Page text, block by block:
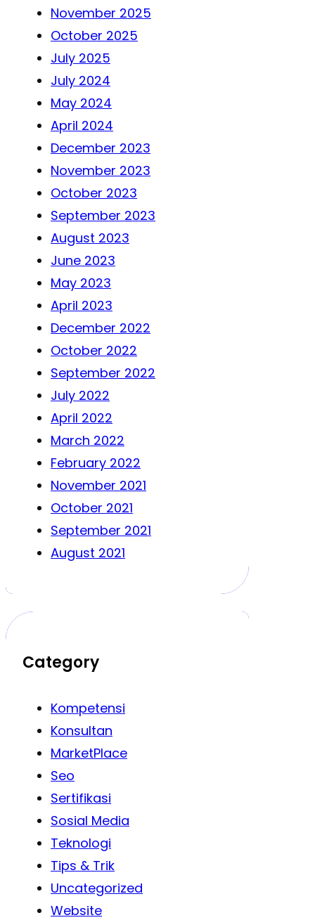
November 2025
October 2025
July 2025
July 2024
May 2024
April 2024
December 2023
November 2023
October 2023
September 2023
August 2023
June 2023
May 2023
April 2023
December 2022
October 2022
September 2022
July 2022
April 2022
March 2022
February 2022
November 2021
October 2021
September 2021
August 2021
Category
Kompetensi
Konsultan
MarketPlace
Seo
Sertifikasi
Sosial Media
Teknologi
Tips & Trik
Uncategorized
Website